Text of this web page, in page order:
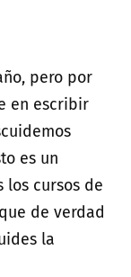
pero por
en escribir
es un
cursos de
de verdad
la